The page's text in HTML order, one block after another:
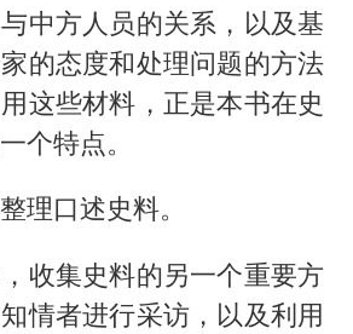
中方人员的关系，以及基
的态度和处理问题的方法
这些材料，正是本书在史
个特点。
理口述史料。
收集史料的另一个重要方
情者进行采访，以及利用